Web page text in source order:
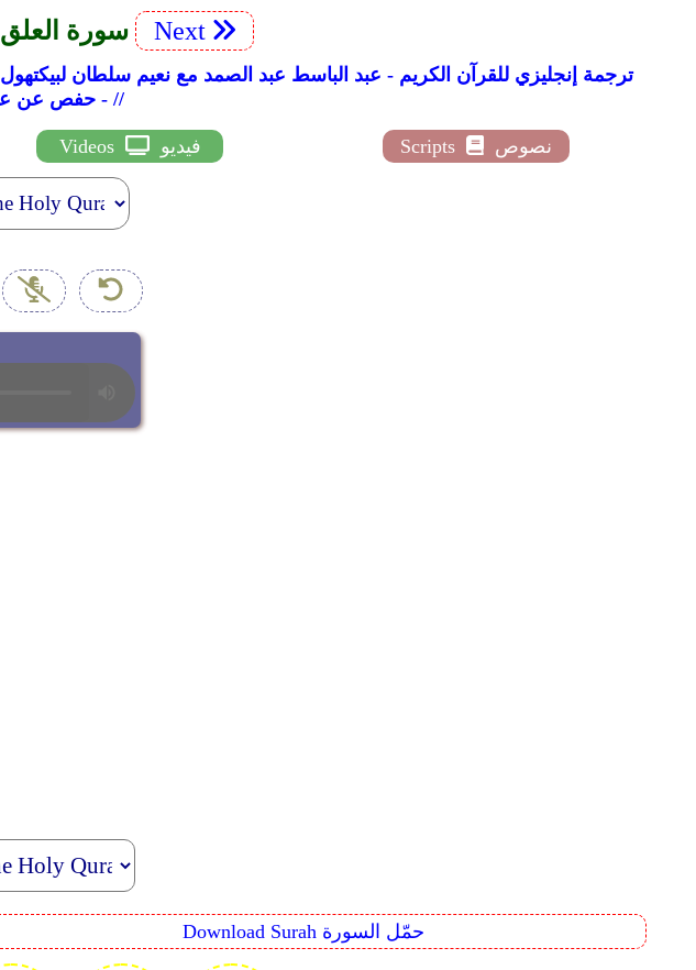
96. Surah Al-'Alaq سورة العلق Next
English Translation Abdul-Basit Abdul-Samad With Naeem Sultan For Pickthall :: ترجمة إنجليزي للقرآن الكريم - عبد الباسط عبد الصمد مع نعيم سلطان لبيكتهول
// - Hafs for Assem حفص عن عاصم - //
Videos فيديو Scripts نصوص
Download Surah حمّل السورة